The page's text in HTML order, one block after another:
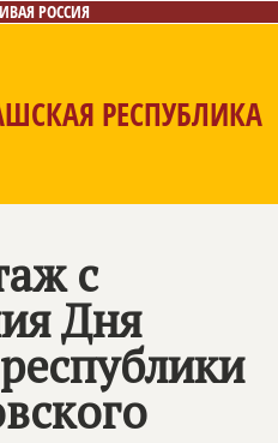
РОССИЯ
РЕСПУБЛИКА
с
Дня